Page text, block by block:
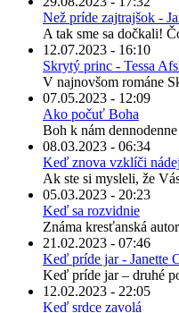
Než príde zajtrajšok -
A tak sme sa dočkali!
12.07.2023 - 16:10
Skrytý princ - Tessa
V najnovšom románe
07.05.2023 - 12:09
Ako počuť Boha
Boh k nám
08.03.2023 - 06:34
Keď znova vzklíči nádej
Ak ste si mysleli, že
05.03.2023 - 20:23
Keď sa rozvidnie
Známa kresťanská
21.02.2023 - 07:46
Keď príde jar - Janette
Keď príde jar – druhé
12.02.2023 - 22:05
Keď srdce zavolá